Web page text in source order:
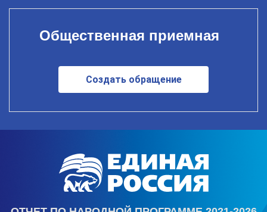
Общественная приемная
Создать обращение